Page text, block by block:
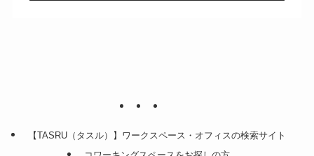
【TASRU（タスル）】ワークスペース・オフィスの検索サイト